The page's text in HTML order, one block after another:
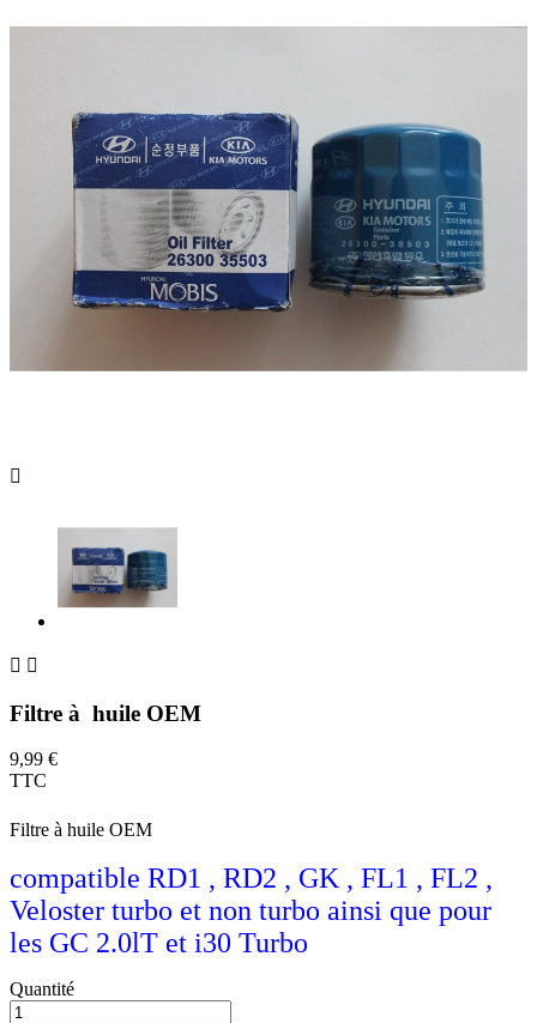

 
Filtre à huile OEM
9,99 €
TTC
Filtre à huile OEM
compatible RD1 , RD2 , GK , FL1 , FL2 ,
Veloster turbo et non turbo ainsi que pour
les GC 2.0lT et i30 Turbo
Quantité